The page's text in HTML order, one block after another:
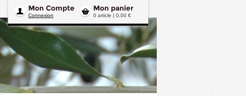
Mon panier
0 article | 0,00 €
Mon Compte
Connexion